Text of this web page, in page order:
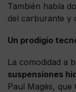
También había
del carburante y
Un prodigio
La comodidad a
suspensiones
Paul Magès,